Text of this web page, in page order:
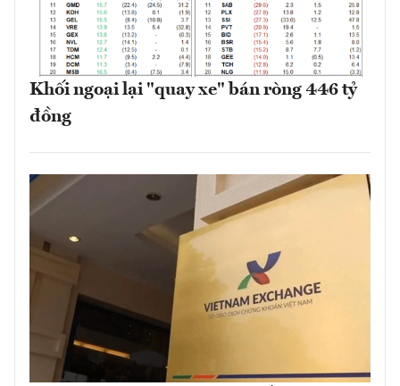
Khối ngoại lại "quay xe" bán ròng 446 tỷ
đồng